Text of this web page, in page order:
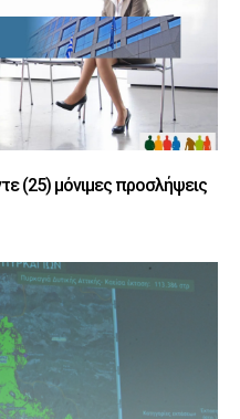
(25) μόνιμες προσλήψεις